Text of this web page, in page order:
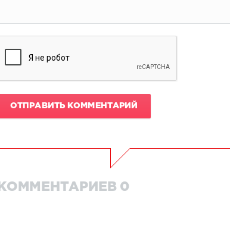
ОТПРАВИТЬ КОММЕНТАРИЙ
КОММЕНТАРИЕВ 0